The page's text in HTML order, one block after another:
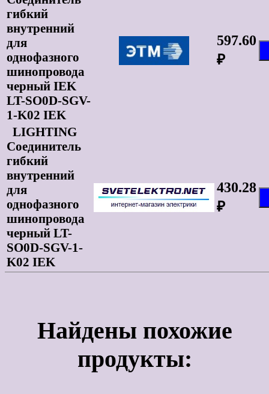
гибкий
внутренний
для
однофазного
шинопровода
черный IEK
LT-SO0D-SGV-
1-K02 IEK
597.60
₽
LIGHTING
Соединитель
гибкий
внутренний
для
однофазного
шинопровода
черный LT-
SO0D-SGV-1-
K02 IEK
430.28
₽
Найдены похожие
продукты: